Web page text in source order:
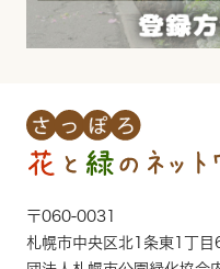
〒060-0031
札幌市中央区北1条東1丁